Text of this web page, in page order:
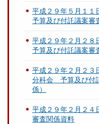
平成２９年５月１
予算及び付託議案審
平成２９年２月２
予算及び付託議案審
平成２９年２月２
分科会 予算及び付
係）
平成２９年２月２
審査関係資料